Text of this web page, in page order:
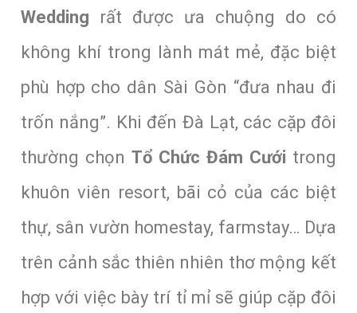
Wedding rất được ưa chuộng do có
không khí trong lành mát mẻ, đặc biệt
phù hợp cho dân Sài Gòn “đưa nhau đi
trốn nắng”. Khi đến Đà Lạt, các cặp đôi
thường chọn Tổ Chức Đám Cưới trong
khuôn viên resort, bãi cỏ của các biệt
thự, sân vườn homestay, farmstay… Dựa
trên cảnh sắc thiên nhiên thơ mộng kết
hợp với việc bày trí tỉ mỉ sẽ giúp cặp đôi